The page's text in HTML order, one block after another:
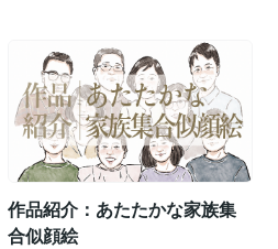
ざいます。一般の方でも何かお困りのこ
とでお手伝いできることがございました
ら一度ご相談くださいませ♪ココナラ以
外でも、美容サロン様のpop提供や投稿
画像メニュー表・チラシ・看板ポスター
作製など普段から承っておりますのでぜ
ひココナラをご覧になられているお客様
もお任せください♪ご相談お待ちしてお
ります☆
作品紹介：あたたかな家族集
合似顔絵